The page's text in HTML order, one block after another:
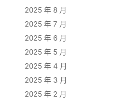
2025 年 8 月
2025 年 7 月
2025 年 6 月
2025 年 5 月
2025 年 4 月
2025 年 3 月
2025 年 2 月